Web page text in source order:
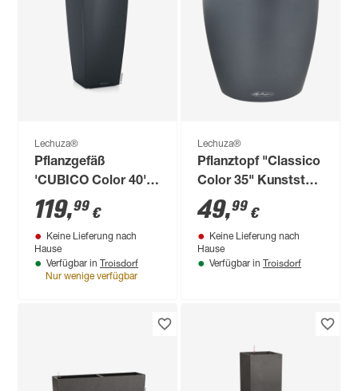
Lechuza®
Pflanzgefäß
'CUBICO Color 40'
Kunststoff
schiefergrau 75 x 40
x 40 cm
119,99 €
Keine Lieferung nach
Hause
Verfügbar in Troisdorf
Nur wenige verfügbar
Lechuza®
Pflanztopf "Classico
Color 35" Kunststoff
grau Ø 35 x 33 cm
49,99 €
Keine Lieferung nach
Hause
Verfügbar in Troisdorf